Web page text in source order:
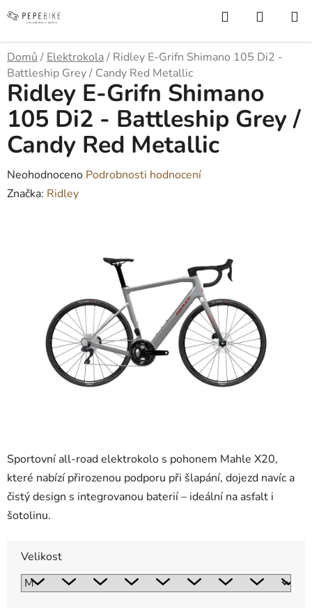
na
Hledat
KOŠÍK
Domů / Elektrokola/ Ridley E-Grifn Shimano 105 Di2 -
Battleship Grey / Candy Red Metallic
Sportovní all-road elektrokolo s pohonem Mahle X20,
které nabízí přirozenou podporu při šlapání, dojezd navíc a
čistý design s integrovanou baterií – ideální na asfalt i
šotolinu.
Velikost
Ridley E-Grifn Shimano
105 Di2 - Battleship Grey /
Candy Red Metallic
Průměrné
hodnocení
Neohodnoceno Podrobnosti hodnocení
Značka: Ridley